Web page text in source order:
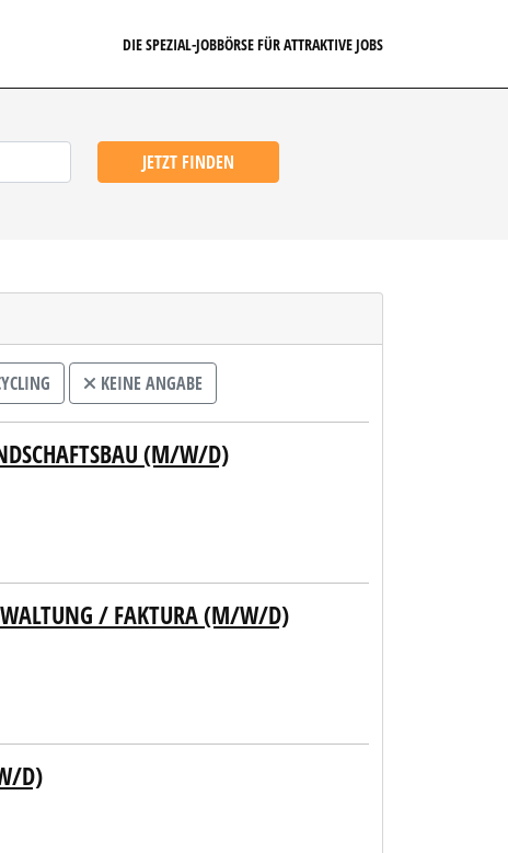
DIE SPEZIAL-JOBBÖRSE FÜR ATTRAKTIVE JOBS
JETZT FINDEN
KEINE ANGABE
(M/W/D)
/ FAKTURA (M/W/D)
D)